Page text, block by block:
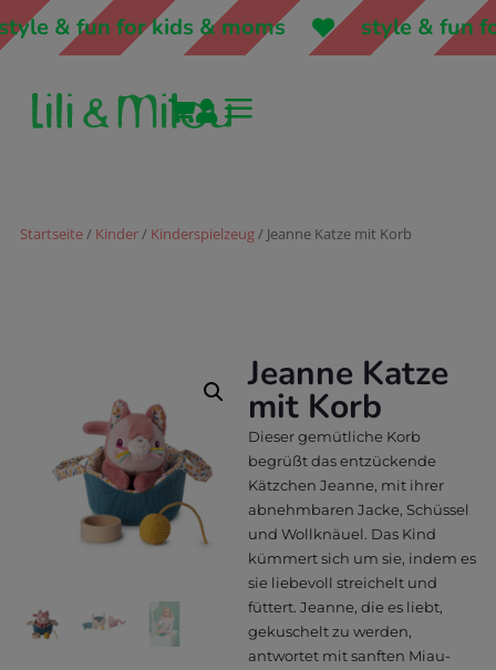
& fun for kids & moms style & fun
a
Startseite/ Kinder/ Kinderspielzeug/ Jeanne Katze mit Korb
Jeanne Katze
mit Korb
Dieser gemütliche Korb
begrüßt das entzückende
Kätzchen Jeanne, mit ihrer
abnehmbaren Jacke, Schüssel
und Wollknäuel. Das Kind
kümmert sich um sie, indem es
sie liebevoll streichelt und
füttert. Jeanne, die es liebt,
gekuschelt zu werden,
antwortet mit sanften Miau-